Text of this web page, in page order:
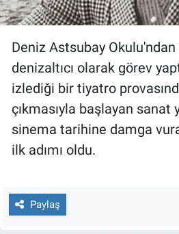
Deniz Astsubay
denizaltıcı olarak görev
izlediği bir tiyatro
çıkmasıyla başlayan sanat
sinema tarihine damga
ilk adımı oldu.
Paylaş